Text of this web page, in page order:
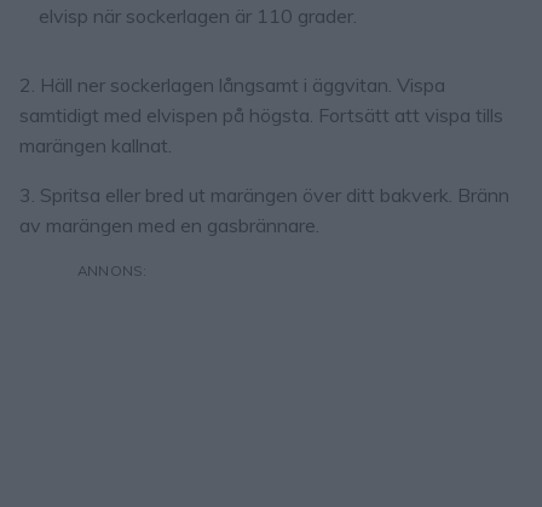
elvisp när sockerlagen är 110 grader.
2. Häll ner sockerlagen långsamt i äggvitan. Vispa
samtidigt med elvispen på högsta. Fortsätt att vispa tills
marängen kallnat.
3. Spritsa eller bred ut marängen över ditt bakverk. Bränn
av marängen med en gasbrännare.